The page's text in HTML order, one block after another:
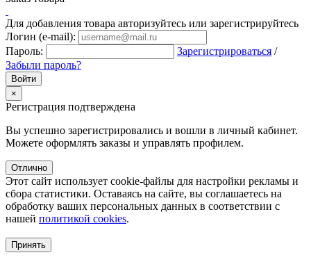
Для добавления товара авторизуйтесь или зарегистрируйтесь
Логин (e-mail):
Пароль:
Зарегистрироваться /
Забыли пароль?
×
Регистрация подтверждена
Вы успешно зарегистрировались и вошли в личный кабинет.
Можете оформлять заказы и управлять профилем.
Отлично
Этот сайт использует cookie-файлы для настройки рекламы и
сбора статистики. Оставаясь на сайте, вы соглашаетесь на
обработку ваших персональных данных в соответствии с
нашей политикой cookies.
Принять